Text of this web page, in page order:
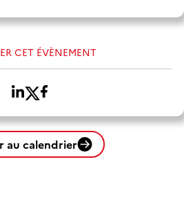
CET ÉVÈNEMENT
au calendrier